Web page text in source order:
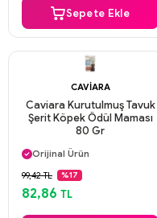
Sepete Ekle
CAVIARA
Caviara Kurutulmuş Tavuk
Şerit Köpek Ödül Maması
80 Gr
Aynı Gün Kargo
Orijinal Ürün
Güvenli Ödeme
Aynı Gün Kargo
99,42 TL %17
82,86 TL